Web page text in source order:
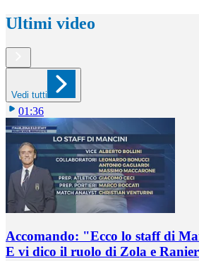
Ultimi video
Vedi tutti
01:36
Accomando: "Ecco lo staff di
E vi dico il ruolo di Zola e